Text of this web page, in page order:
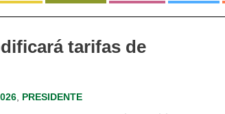
tarifas de
PRESIDENTE